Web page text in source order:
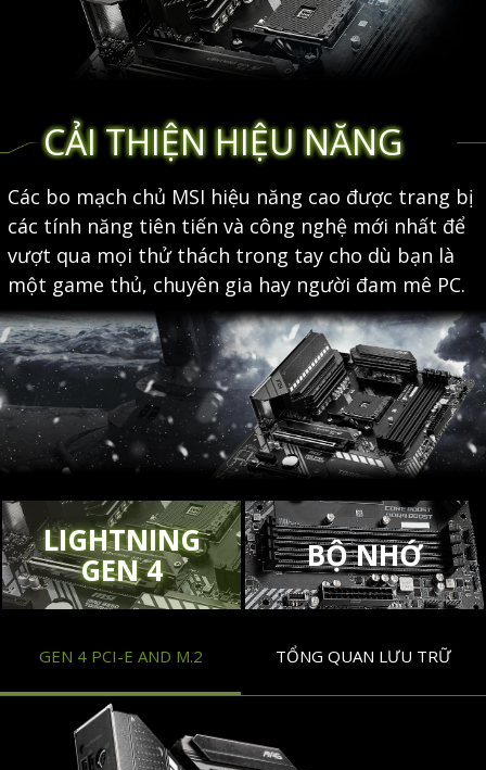
CẢI THIỆN HIỆU NĂNG
Các bo mạch chủ MSI hiệu năng cao được trang bị
các tính năng tiên tiến và công nghệ mới nhất để
vượt qua mọi thử thách trong tay cho dù bạn là
một game thủ, chuyên gia hay người đam mê PC.
LIGHTNING
GEN 4 BỘ NHỚ
GEN 4 PCI-E AND M.2 TỔNG QUAN LƯU TRỮ